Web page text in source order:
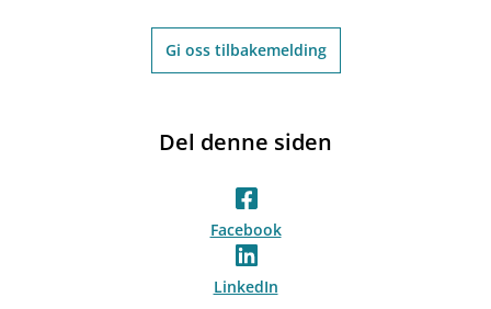
Gi oss tilbakemelding
Del denne siden
Facebook
LinkedIn